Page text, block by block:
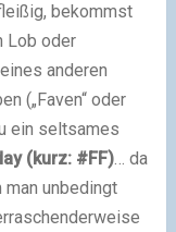
bekommst
Lob oder
anderen
(„Faven“ oder
ein seltsames
(kurz: #FF)… da
man unbedingt